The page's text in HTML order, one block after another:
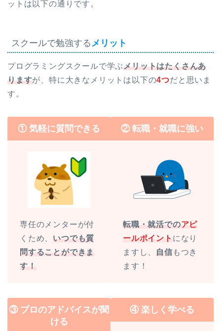
ットは以下の通りです。
スクールで勉強する メリット
プログラミングスクールで学ぶメリットはたくさんあ
りますが、特に大きなメリットは以下の4つだと思いま
す。
① 気軽に質問できる
専任のメンターが付
くため、 いつでも質
問することができま
す！
② 転職・就職に強い
転職・就活でのアピ
ールポイント になり
ますし、
自信 もつき
ます！
③ プロのアドバイスが聞
ける
④ 楽しく学べる